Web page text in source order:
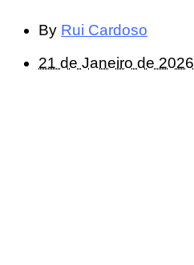
By Rui Cardoso
21 de Janeiro de 2026